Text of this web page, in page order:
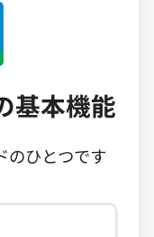
基本機能
のひとつです